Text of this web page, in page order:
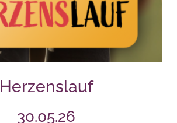
Herzenslauf
30.05.26